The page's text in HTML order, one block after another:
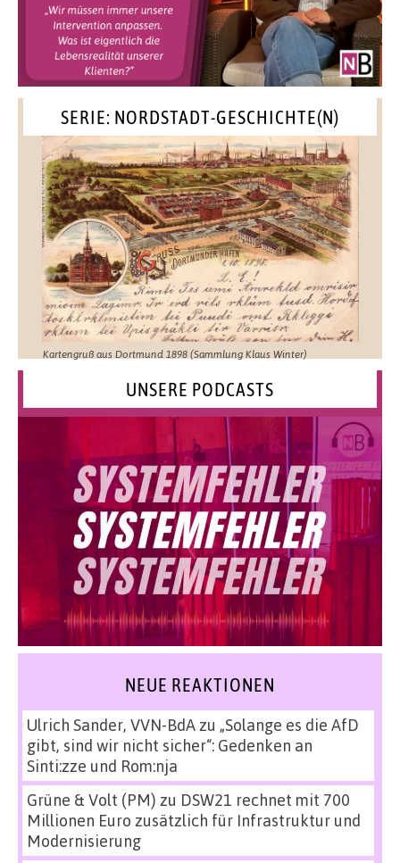
SERIE: NORDSTADT-GESCHICHTE(N)
Kartengruß aus Dortmund 1898 (Sammlung Klaus Winter)
UNSERE PODCASTS
NEUE REAKTIONEN
Ulrich Sander, VVN-BdAzu „Solange es die AfD
gibt, sind wir nicht sicher“: Gedenken an
Sinti:zze und Rom:nja
Grüne & Volt (PM) zu DSW21 rechnet mit 700
Millionen Euro zusätzlich für Infrastruktur und
Modernisierung